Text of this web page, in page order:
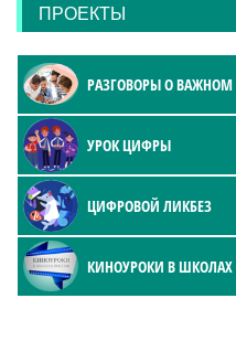
ПРОЕКТЫ
РАЗГОВОРЫ О
УРОК ЦИФРЫ
ЦИФРОВОЙ ЛИКБЕЗ
КИНОУРОКИ В ШКОЛАХ